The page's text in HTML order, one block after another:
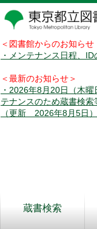
＜図書館からのお知ら
・メンテナンス日程、
＜最新のお知らせ＞
・2026年8月20日（木
テナンスのため蔵書検索
（更新 2026年8月5日）
蔵書検索